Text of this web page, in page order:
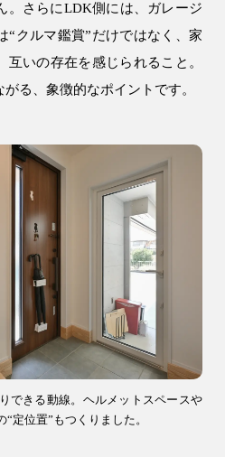
。さらにLDK側には、ガレージ
“クルマ鑑賞”だけではなく、家
いの存在を感じられること。
る、象徴的なポイントです。
できる動線。ヘルメットスペースや
定位置”もつくりました。